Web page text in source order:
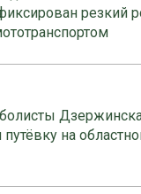
резкий
на